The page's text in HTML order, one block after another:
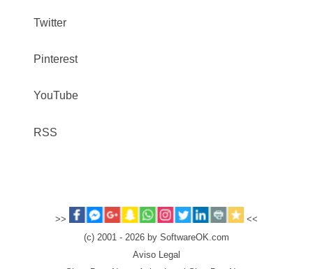
Twitter
Pinterest
YouTube
RSS
>>
<<
(c) 2001 - 2026 by SoftwareOK.com
Aviso Legal